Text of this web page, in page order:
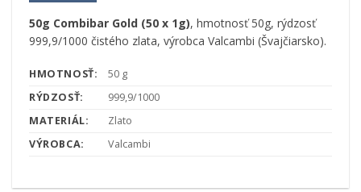
50g Combibar Gold (50 x 1g), hmotnosť 50g, rýdzosť
999,9/1000 čistého zlata, výrobca Valcambi (Švajčiarsko).
HMOTNOSŤ:
50 g
RÝDZOSŤ:
999,9/1000
MATERIÁL:
Zlato
VÝROBCA:
Valcambi